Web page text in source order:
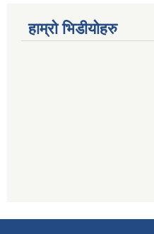
हाम्रो भिडीयोहरु